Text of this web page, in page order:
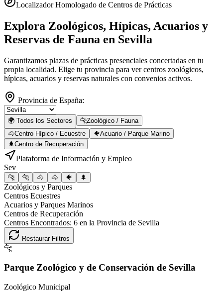
Localizador Homologado de Centros de Prácticas
Explora Zoológicos, Hípicas, Acuarios y
Reservas de Fauna en Sevilla
Garantizamos plazas de prácticas presenciales concertadas en tu
propia localidad. Elige tu provincia para ver centros zoológicos,
hípicas, acuarios y reservas naturales con convenios activos.
Provincia de España:
🌍 Todos los Sectores 🐆Zoológico / Fauna
🐴Centro Hípico / Ecuestre 🐠Acuario / Parque Marino
🌲Centro de Recuperación
Plataforma de Información y Empleo
Sev
🐆 🐆 🐴 🐴 🐠 🌲
Zoológicos y Parques
Centros Ecuestres
Acuarios y Parques Marinos
Centros de Recuperación
Centros Encontrados: 6 en la Provincia de Sevilla
Restaurar Filtros
🐆
Parque Zoológico y de Conservación de Sevilla
Zoológico Municipal